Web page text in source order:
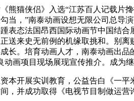
猫侠侣》入选“江苏百人记载片搀
当，”南泰动画设想无限公司总导
表态法国昂西国际动画节中国结
送来史无前例的机缘取挑和。别
长。培育动画人才，南泰动画出
动画项目现场展现宣传推介。成为
开展实训教育，公益告白《一平
，并成功取得《电视节目制做运营